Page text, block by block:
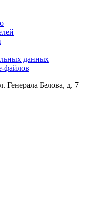
данных
файлов
Генерала Белова, д. 7